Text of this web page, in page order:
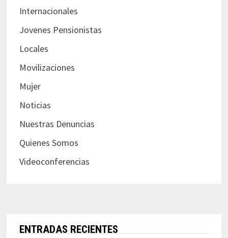
Internacionales
Jovenes Pensionistas
Locales
Movilizaciones
Mujer
Noticias
Nuestras Denuncias
Quienes Somos
Videoconferencias
ENTRADAS RECIENTES